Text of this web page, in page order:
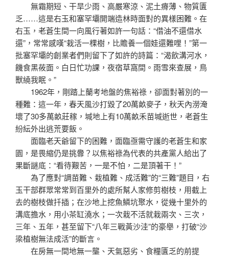
無霜期短、干旱少雨、高嚴寒涼、泥土瘠薄、物質匱
乏……這是右玉和塞罕壩開端造林時面對的異樣困難。在
右玉，老蒼生間一向風行著如許一句話：“借油不還借水
還”，常常感嘆“栽活一棵樹，比贍養一個娃還難哩！”第一
批塞罕壩的創業者們則留下了如許的詩篇：“渴飲溝河水，
饑食黑莜面。白日忙功課，夜宿草窩間。雨雪來查展，鳥
獸繞我眠。”
1962年，剛踏上蘭考地盤的焦裕祿，卻面對著別的一
種難：這一年，春天風沙打毀了20萬畝麥子，秋天內澇淹
壞了30多萬畝莊稼，堿地上有10萬畝禾苗堿逝世，老蒼生
紛紜外出逃荒要飯。
面臨老天爺留下的困難，面臨亟需守護的老蒼生和家
園，是畏縮仍是挑釁？以焦裕祿為代表的共產黨人給出了
果斷謎底：“看待艱苦，一是不怕，二是頂著干！”
為了應對“調苗難、栽植難、成活難”的“三難”題目，右
玉干部群眾常常到百里外的處所幫人家修剪樹枝，用截上
去的樹枝做扦插；在沙地上挖魚鱗坑聚水，從幾十里外的
溝底擔水，用小茶缸澆水；一次栽不活就栽兩次、三次，
三年、五年，甚至留下“八年三戰黃沙洼”的豪舉，打破“沙
梁植樹無法成活”的斷言。
在房無一間地無一壟、天氣惡劣、食糧匱乏的前提